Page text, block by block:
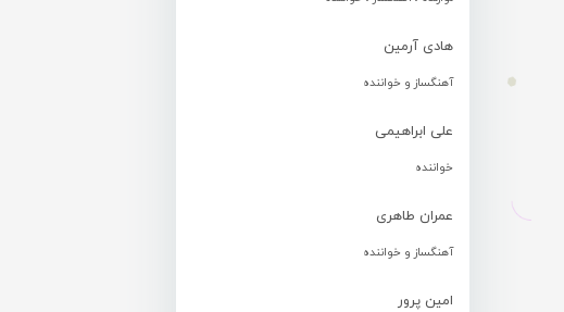
هادی آرمین
آهنگساز و خواننده
علی ابراهیمی
خواننده
عمران طاهری
آهنگساز و خواننده
امین پرور